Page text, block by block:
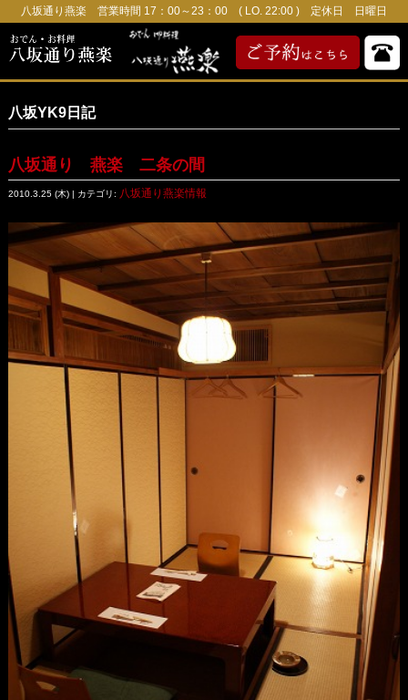
八坂通り燕楽 営業時間 17：00～23：00 ( LO. 22:00 ) 定休日 日曜日
八坂YK9日記
八坂通り 燕楽 二条の間
2010.3.25 (木) | カテゴリ: 八坂通り燕楽情報